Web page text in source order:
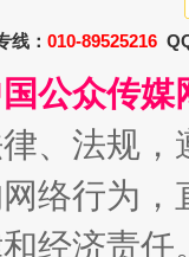
线： 010-89525216
公众传
、法规
络行为
经济责